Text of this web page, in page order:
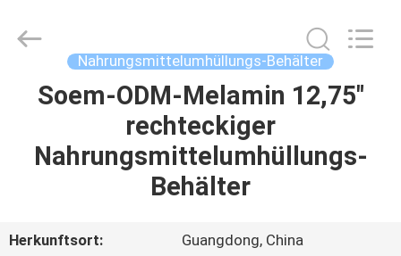
HAUS
PRODUKTE
UNS
Copyright
ceramicdinnerwareset.com.
Nahrungsmittelumhüllungs-Behälter
Soem-ODM-Melamin 12,75"
rechteckiger
Nahrungsmittelumhüllungs-
Behälter
Herkunftsort:
Guangdong, China